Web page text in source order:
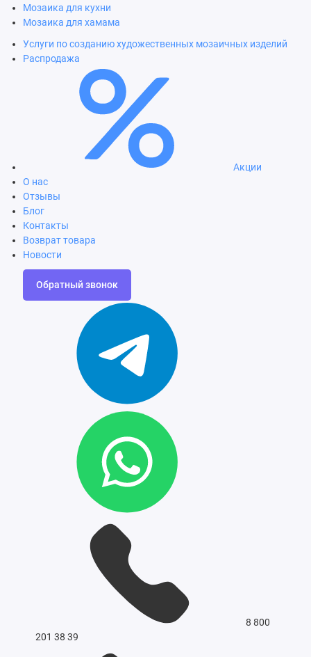
Мозаика для кухни
Мозаика для хамама
Услуги по созданию художественных мозаичных изделий
Распродажа
Акции
О нас
Отзывы
Блог
Контакты
Возврат товара
Новости
Обратный звонок
8 800
201 38 39